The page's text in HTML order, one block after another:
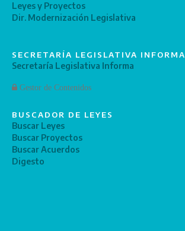
Leyes y Proyectos
Dir. Modernización Legislativa
SECRETARÍA LEGISLATIVA INFORMA
Secretaría Legislativa Informa
Gestor de Contenidos
BUSCADOR DE LEYES
Buscar Leyes
Buscar Proyectos
Buscar Acuerdos
Digesto